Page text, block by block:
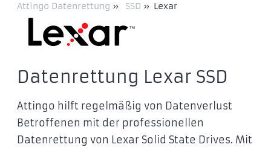
Attingo Datenrettung » SSD » Lexar
Datenrettung Lexar SSD
Attingo hilft regelmäßig von Datenverlust
Betroffenen mit der professionellen
Datenrettung von Lexar Solid State Drives. Mit